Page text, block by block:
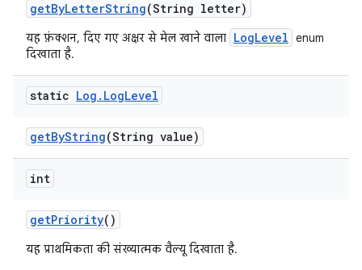
getByLetterString(String letter)
यह फ़ंक्शन, दिए गए अक्षर से मेल खाने वाला LogLevel enum
दिखाता है.
static Log . LogLevel
getByString(String value)
int
getPriority()
यह प्राथमिकता की संख्यात्मक वैल्यू दिखाता है.